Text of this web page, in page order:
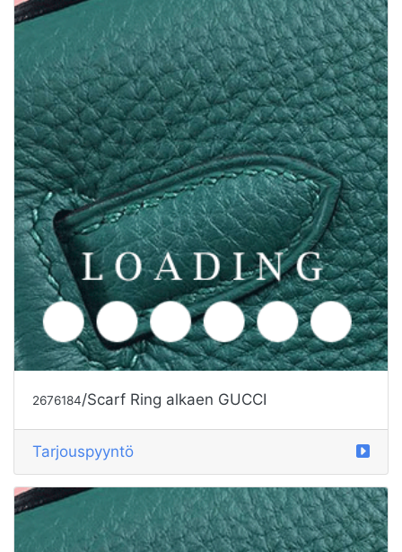
2676184/Scarf Ring alkaen GUCCI
Tarjouspyyntö